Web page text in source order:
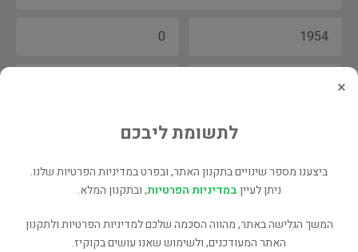
×
לתשומת ליבכם
ביצענו מספר שינויים בתקנון האתר, ובפרט במדיניות הפרטיות שלנו.
ניתן לעייןבמדיניות הפרטיות, ובתקנון המלא.
המשך הגלישה באתר, מהווה הסכמה שלכם למדיניות הפרטיות ולתקנון
האתר המעודכנים, ולשימוש שאנו עושים בקוקיז.